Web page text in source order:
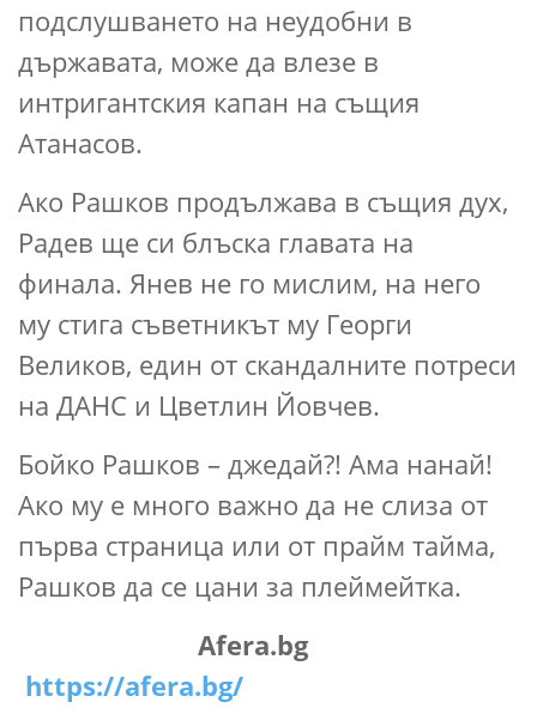
подслушването на неудобни в
държавата, може да влезе в
интригантския капан на същия
Атанасов.
Ако Рашков продължава в същия дух,
Радев ще си блъска главата на
финала. Янев не го мислим, на него
му стига съветникът му Георги
Великов, един от скандалните потреси
на ДАНС и Цветлин Йовчев.
Бойко Рашков – джедай?! Ама нанай!
Ако му е много важно да не слиза от
първа страница или от прайм тайма,
Рашков да се цани за плеймейтка.
Afera.bg
https://afera.bg/